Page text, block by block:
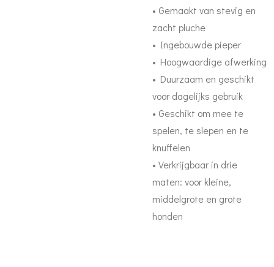
• Gemaakt van stevig en
zacht pluche
• Ingebouwde pieper
• Hoogwaardige afwerking
• Duurzaam en geschikt
voor dagelijks gebruik
• Geschikt om mee te
spelen, te slepen en te
knuffelen
• Verkrijgbaar in drie
maten: voor kleine,
middelgrote en grote
honden